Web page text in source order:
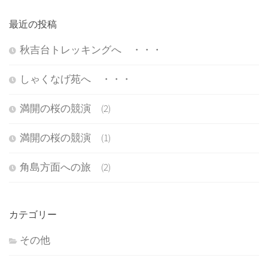
最近の投稿
秋吉台トレッキングへ ・・・
しゃくなげ苑へ ・・・
満開の桜の競演 (2)
満開の桜の競演 (1)
角島方面への旅 (2)
カテゴリー
その他